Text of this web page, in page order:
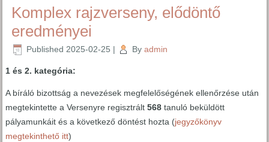
Komplex rajzverseny, elődöntő
eredményei
Published 2025-02-25 | By admin
1 és 2. kategória:
A bíráló bizottság a nevezések megfelelőségének ellenőrzése után
megtekintette a Versenyre regisztrált568tanuló beküldött
pályamunkáit és a következő döntést hozta (jegyzőkönyv
megtekinthető itt)